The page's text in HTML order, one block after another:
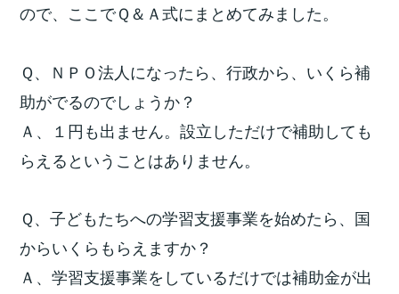
ので、ここでＱ＆Ａ式にまとめてみました。
Ｑ、ＮＰＯ法人になったら、行政から、いくら補
助がでるのでしょうか？
Ａ、１円も出ません。設立しただけで補助しても
らえるということはありません。
Ｑ、子どもたちへの学習支援事業を始めたら、国
からいくらもらえますか？
Ａ、学習支援事業をしているだけでは補助金が出